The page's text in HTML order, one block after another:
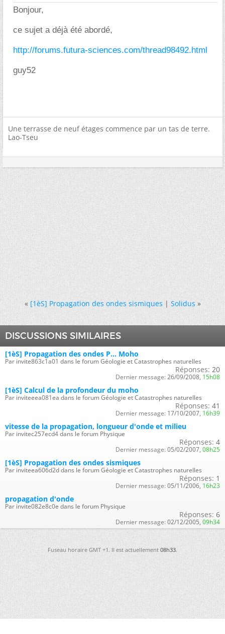
Bonjour,
ce sujet a déjà été abordé,
http://forums.futura-sciences.com/thread98492.html
guy52
Une terrasse de neuf étages commence par un tas de terre.
Lao-Tseu
« [1èS] Propagation des ondes sismiques|Solidus »
DISCUSSIONS SIMILAIRES
[1èS] Propagation des ondes P... Moho
Par invite863c1a01 dans le forum Géologie et Catastrophes naturelles
Réponses: 20
Dernier message: 26/09/2008, 15h08
[1èS] Calcul de la profondeur du moho
Par inviteeea081ea dans le forum Géologie et Catastrophes naturelles
Réponses: 41
Dernier message: 17/10/2007, 16h39
vitesse de la propagation, longueur d'onde et milieu
Par invitec257ecd4 dans le forum Physique
Réponses: 4
Dernier message: 05/02/2007, 08h25
[1èS] Propagation des ondes sismiques
Par inviteea606d2d dans le forum Géologie et Catastrophes naturelles
Réponses: 1
Dernier message: 05/11/2006, 16h23
propagation d'onde
Par invite082e8c0e dans le forum Physique
Réponses: 6
Dernier message: 02/12/2005, 09h34
Fuseau horaire GMT +1. Il est actuellement08h33.